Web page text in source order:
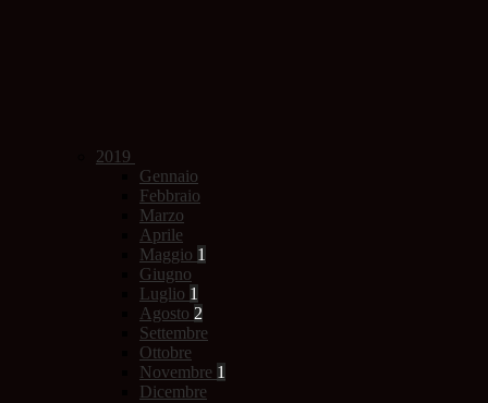
2019
Gennaio
Febbraio
Marzo
Aprile
Maggio 1
Giugno
Luglio 1
Agosto 2
Settembre
Ottobre
Novembre 1
Dicembre